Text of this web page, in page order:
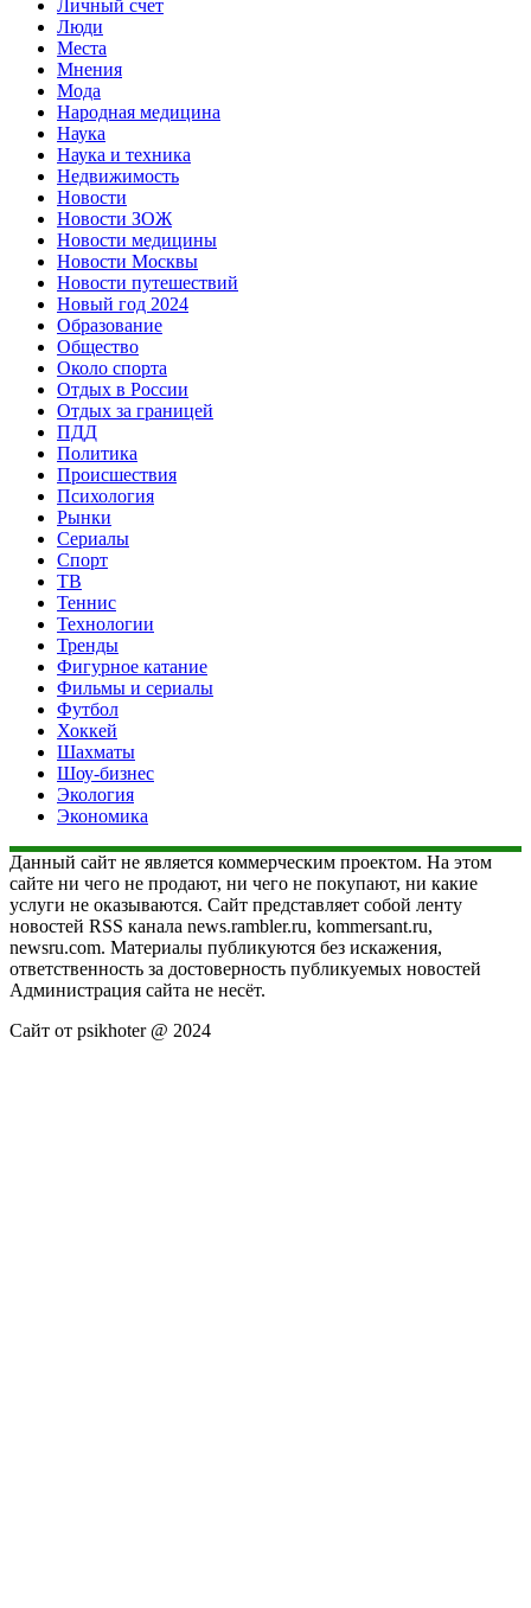
Личный счет
Люди
Места
Мнения
Мода
Народная медицина
Наука
Наука и техника
Недвижимость
Новости
Новости ЗОЖ
Новости медицины
Новости Москвы
Новости путешествий
Новый год 2024
Образование
Общество
Около спорта
Отдых в России
Отдых за границей
ПДД
Политика
Происшествия
Психология
Рынки
Сериалы
Спорт
ТВ
Теннис
Технологии
Тренды
Фигурное катание
Фильмы и сериалы
Футбол
Хоккей
Шахматы
Шоу-бизнес
Экология
Экономика
Данный сайт не является коммерческим проектом. На этом
сайте ни чего не продают, ни чего не покупают, ни какие
услуги не оказываются. Сайт представляет собой ленту
новостей RSS канала news.rambler.ru, kommersant.ru,
newsru.com. Материалы публикуются без искажения,
ответственность за достоверность публикуемых новостей
Администрация сайта не несёт.
Сайт от psikhoter @ 2024